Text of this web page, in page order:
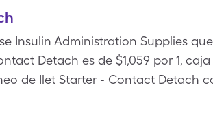
Insulin Administration Supplies
Detach es de $1,059 por 1, caja
de Ilet Starter - Contact Detach